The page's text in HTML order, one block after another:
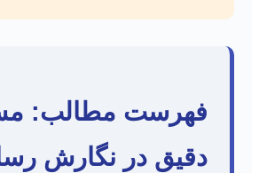
فهرست مطالب:
دقیق در نگارش